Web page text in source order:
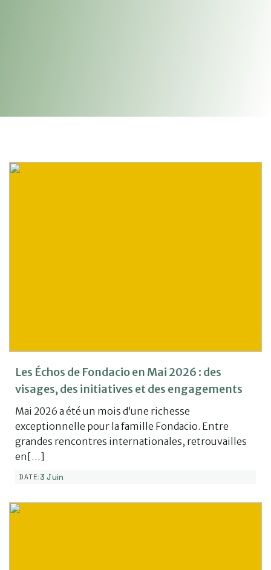
Les Échos de Fondacio en Mai 2026 : des
visages, des initiatives et des engagements
Mai 2026 a été un mois d’une richesse
exceptionnelle pour la famille Fondacio. Entre
grandes rencontres internationales, retrouvailles
en[…]
DATE:3 Juin